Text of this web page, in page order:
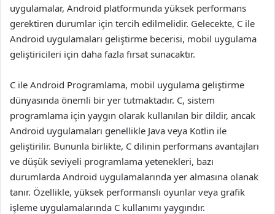
uygulamalar, Android platformunda yüksek performans
gerektiren durumlar için tercih edilmelidir. Gelecekte, C ile
Android uygulamaları geliştirme becerisi, mobil uygulama
geliştiricileri için daha fazla fırsat sunacaktır.
C ile Android Programlama, mobil uygulama geliştirme
dünyasında önemli bir yer tutmaktadır. C, sistem
programlama için yaygın olarak kullanılan bir dildir, ancak
Android uygulamaları genellikle Java veya Kotlin ile
geliştirilir. Bununla birlikte, C dilinin performans avantajları
ve düşük seviyeli programlama yetenekleri, bazı
durumlarda Android uygulamalarında yer almasına olanak
tanır. Özellikle, yüksek performanslı oyunlar veya grafik
işleme uygulamalarında C kullanımı yaygındır.